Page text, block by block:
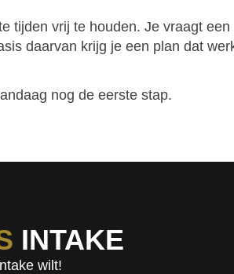
tijden vrij te houden. Je vraagt
daarvan krijg je een plan dat
nog de eerste stap.
INTAKE
wilt!